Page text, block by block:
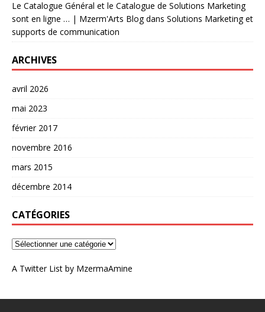
Le Catalogue Général et le Catalogue de Solutions Marketing
sont en ligne … | Mzerm'Arts Blogdans Solutions Marketing et
supports de communication
ARCHIVES
avril 2026
mai 2023
février 2017
novembre 2016
mars 2015
décembre 2014
CATÉGORIES
A Twitter List by MzermaAmine